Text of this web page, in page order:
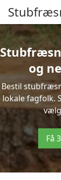
og
Bestil
lokale fagfolk.
Få